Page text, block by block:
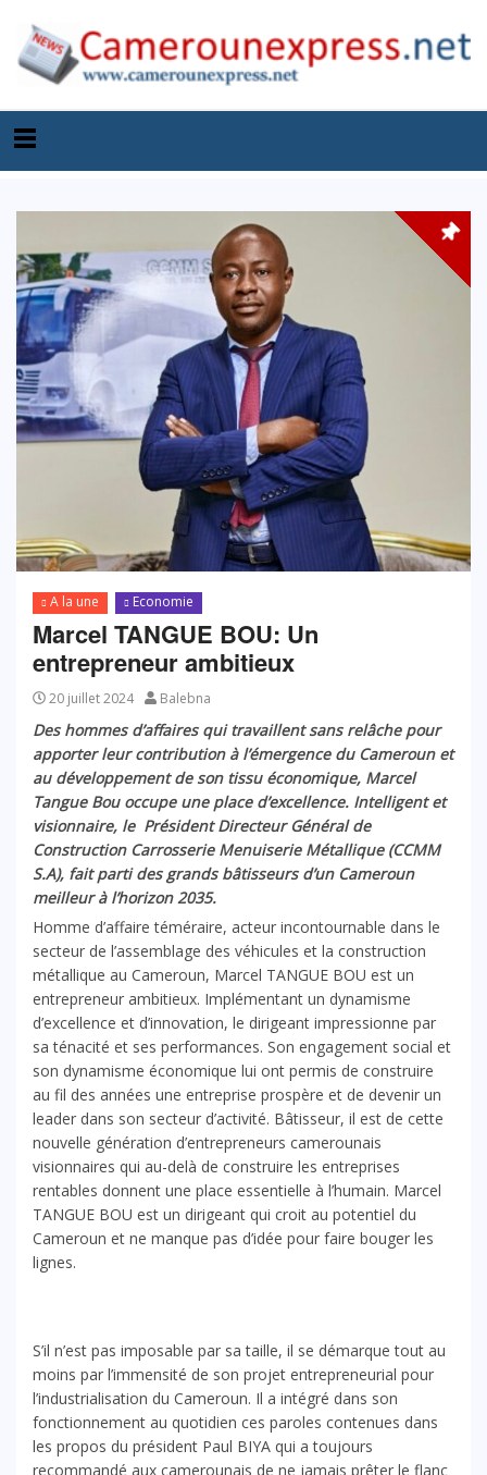
A la une Economie
Marcel TANGUE BOU: Un
entrepreneur ambitieux
20 juillet 2024 Balebna
Des hommes d’affaires qui travaillent sans relâche pour
apporter leur contribution à l’émergence du Cameroun et
au développement de son tissu économique, Marcel
Tangue Bou occupe une place d’excellence. Intelligent et
visionnaire, le Président Directeur Général de
Construction Carrosserie Menuiserie Métallique (CCMM
S.A), fait parti des grands bâtisseurs d’un Cameroun
meilleur à l’horizon 2035.
Homme d’affaire téméraire, acteur incontournable dans le
secteur de l’assemblage des véhicules et la construction
métallique au Cameroun, Marcel TANGUE BOU est un
entrepreneur ambitieux. Implémentant un dynamisme
d’excellence et d’innovation, le dirigeant impressionne par
sa ténacité et ses performances. Son engagement social et
son dynamisme économique lui ont permis de construire
au fil des années une entreprise prospère et de devenir un
leader dans son secteur d’activité. Bâtisseur, il est de cette
nouvelle génération d’entrepreneurs camerounais
visionnaires qui au-delà de construire les entreprises
rentables donnent une place essentielle à l’humain. Marcel
TANGUE BOU est un dirigeant qui croit au potentiel du
Cameroun et ne manque pas d’idée pour faire bouger les
lignes.
S’il n’est pas imposable par sa taille, il se démarque tout au
moins par l’immensité de son projet entrepreneurial pour
l’industrialisation du Cameroun. Il a intégré dans son
fonctionnement au quotidien ces paroles contenues dans
les propos du président Paul BIYA qui a toujours
recommandé aux camerounais de ne jamais prêter le flanc